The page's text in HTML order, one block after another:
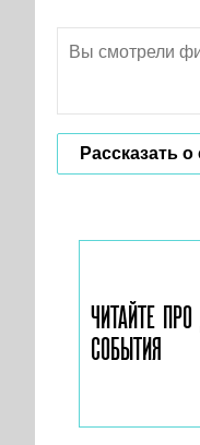
Рассказать
ЧИТАЙТЕ
СОБЫТИЯ